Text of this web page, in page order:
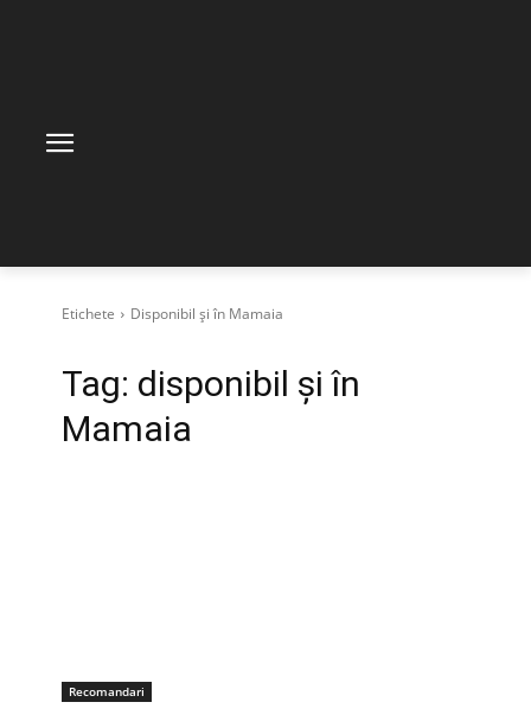
Etichete Disponibil și în Mamaia
Tag: disponibil și în
Mamaia
Recomandari